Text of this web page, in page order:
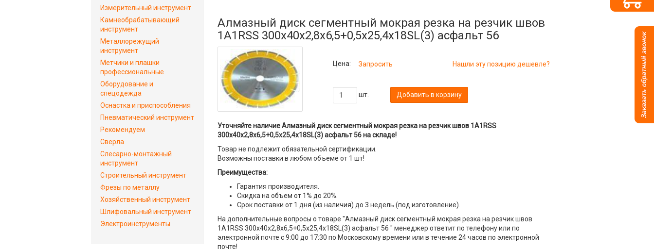
Алмазный диск сегментный мокрая резка на резчик швов
1A1RSS 300х40х2,8х6,5+0,5х25,4х18SL(3) асфальт 56
Цена: Запросить Нашли эту позицию дешевле?
шт. Добавить в корзину
Уточняйте наличие Алмазный диск сегментный мокрая резка на резчик швов 1A1RSS
300х40х2,8х6,5+0,5х25,4х18SL(3) асфальт 56 на складе!
Товар не подлежит обязательной сертификации.
Возможны поставки в любом объеме от 1 шт!
Преимущества:
Гарантия производителя.
Скидка на объем от 1% до 20%.
Срок поставки от 1 дня (из наличия) до 3 недель (под изготовление).
На дополнительные вопросы о товаре "Алмазный диск сегментный мокрая резка на резчик швов
1A1RSS 300х40х2,8х6,5+0,5х25,4х18SL(3) асфальт 56 " менеджер ответит по телефону или по
электронной почте с 9:00 до 17:30 по Московскому времени или в течение 24 часов по электронной
почте!
Измерительный инструмент
Камнеобрабатывающий
инструмент
Металлорежущий
инструмент
Метчики и плашки
профессиональные
Оборудование и
спецодежда
Оснастка и приспособления
Пневматический инструмент
Рекомендуем
Сверла
Слесарно-монтажный
инструмент
Строительный инструмент
Фрезы по металлу
Хозяйственный инструмент
Шлифовальный инструмент
Электроинструменты